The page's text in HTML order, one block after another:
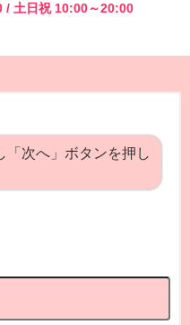
/ 土日祝 10:00～20:00
「次へ」ボタンを押し